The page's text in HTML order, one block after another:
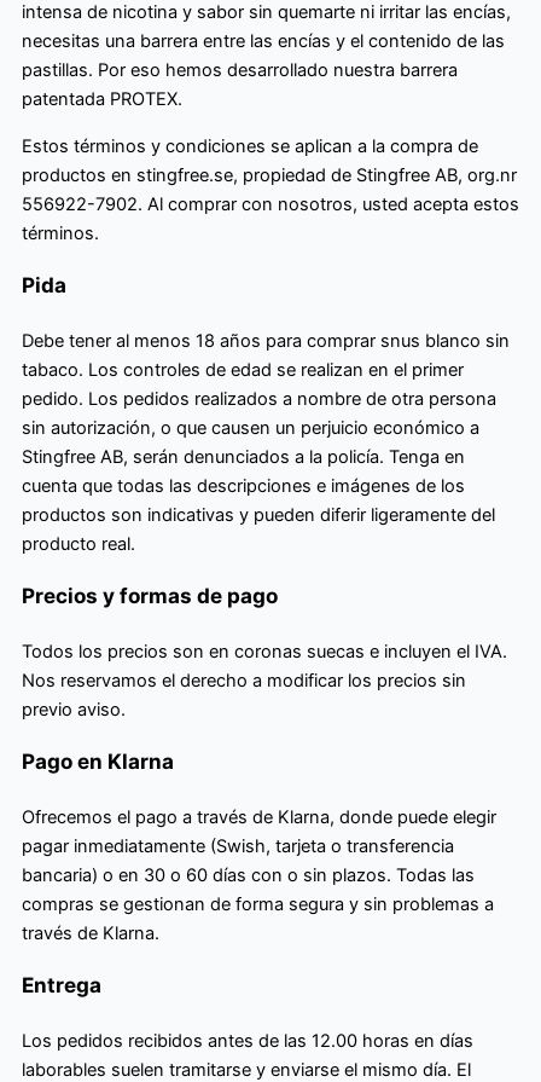
intensa de nicotina y sabor sin quemarte ni irritar las encías,
necesitas una barrera entre las encías y el contenido de las
pastillas. Por eso hemos desarrollado nuestra barrera
patentada PROTEX.
Estos términos y condiciones se aplican a la compra de
productos en stingfree.se, propiedad de Stingfree AB, org.nr
556922-7902. Al comprar con nosotros, usted acepta estos
términos.
Pida
Debe tener al menos 18 años para comprar snus blanco sin
tabaco. Los controles de edad se realizan en el primer
pedido. Los pedidos realizados a nombre de otra persona
sin autorización, o que causen un perjuicio económico a
Stingfree AB, serán denunciados a la policía. Tenga en
cuenta que todas las descripciones e imágenes de los
productos son indicativas y pueden diferir ligeramente del
producto real.
Precios y formas de pago
Todos los precios son en coronas suecas e incluyen el IVA.
Nos reservamos el derecho a modificar los precios sin
previo aviso.
Pago en Klarna
Ofrecemos el pago a través de Klarna, donde puede elegir
pagar inmediatamente (Swish, tarjeta o transferencia
bancaria) o en 30 o 60 días con o sin plazos. Todas las
compras se gestionan de forma segura y sin problemas a
través de Klarna.
Entrega
Los pedidos recibidos antes de las 12.00 horas en días
laborables suelen tramitarse y enviarse el mismo día. El